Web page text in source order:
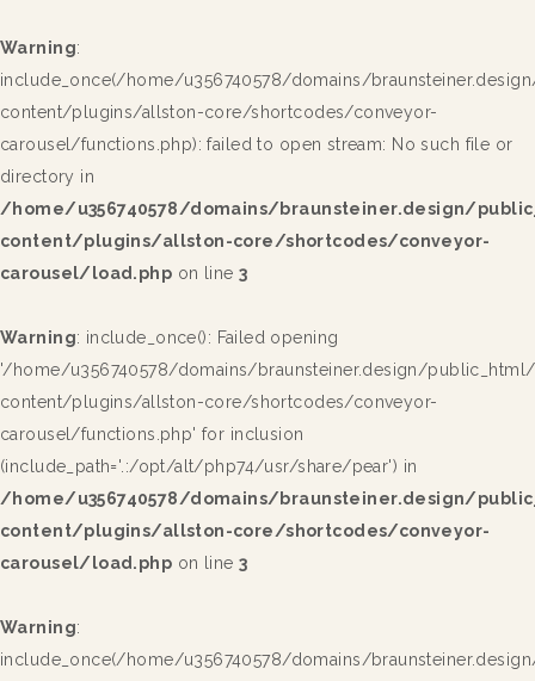
Warning:
include_once(/home/u356740578/domains/
content/plugins/allston-core/shortcodes/conveyor-
carousel/functions.php): failed to open stream: No such file or
directory in
/home/u356740578/domains/braunsteiner.design/
content/plugins/allston-core/shortcodes/conveyor-
carousel/load.php on line 3
Warning: include_once(): Failed opening
'/home/u356740578/domains/braunsteiner.design/
content/plugins/allston-core/shortcodes/conveyor-
carousel/functions.php' for inclusion
(include_path='.:/opt/alt/php74/usr/share/pear') in
/home/u356740578/domains/braunsteiner.design/
content/plugins/allston-core/shortcodes/conveyor-
carousel/load.php on line 3
Warning:
include_once(/home/u356740578/domains/